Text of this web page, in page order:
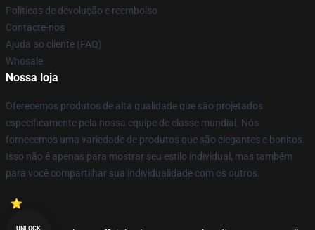
Políticas de devolução e reembolso
Contacte-nos
Ajuda ao cliente (FAQ)
Whosale
Nossa loja
Oferecemos produtos de alta qualidade que são projetados
especificamente pela nossa equipe de classe mundial. Nós
fornecemos uma variedade de produtos que são elegantes e bonitos.
Isso não é apenas para mostrar seu estilo individual, mas também
para você compartilhar sua individualidade com os outros.
UNLOCK